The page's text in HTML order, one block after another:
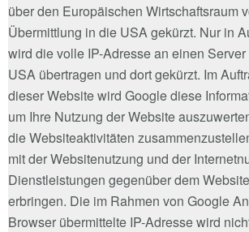
über den Europäischen Wirtschaftsraum
Übermittlung in die USA gekürzt. Nur in
wird die volle IP-Adresse an einen
USA übertragen und dort gekürzt. Im
dieser Website wird Google diese
um Ihre Nutzung der Website
die Websiteaktivitäten
mit der Websitenutzung und der
Dienstleistungen gegenüber dem
erbringen. Die im Rahmen von Google
Browser übermittelte IP-Adresse wird